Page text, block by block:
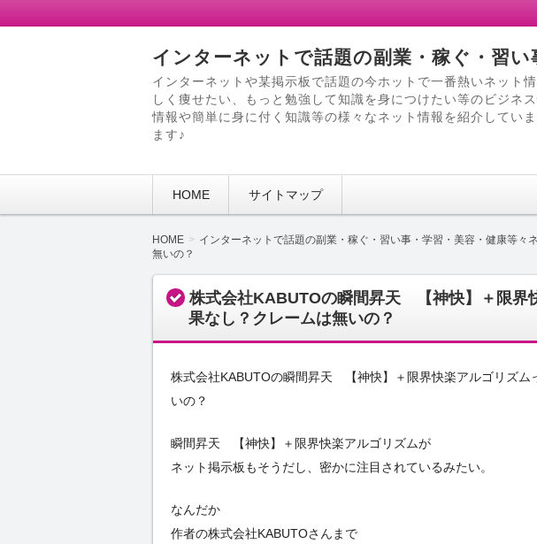
インターネットで話題の副業・稼ぐ・習
インターネットや某掲示板で話題の今ホットで一番熱いネット
しく痩せたい、もっと勉強して知識を身につけたい等のビジネ
情報や簡単に身に付く知識等の様々なネット情報を紹介してい
ます♪
HOME サイトマップ
HOME インターネットで話題の副業・稼ぐ・習い事・学習・美容・健康等々
無いの？
株式会社KABUTOの瞬間昇天 【神快】＋限界
果なし？クレームは無いの？
株式会社KABUTOの瞬間昇天 【神快】＋限界快楽アルゴリズム
いの？
瞬間昇天 【神快】＋限界快楽アルゴリズムが
ネット掲示板もそうだし、密かに注目されているみたい。
なんだか
作者の株式会社KABUTOさんまで